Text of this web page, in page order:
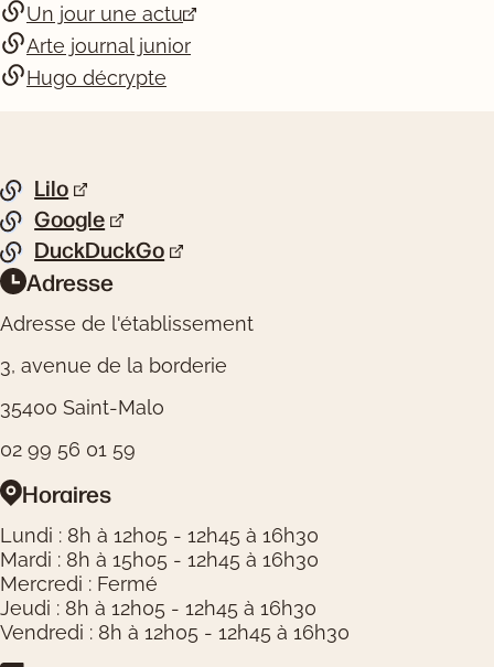
Un jour une actu
Arte journal junior
Hugo décrypte
Pied de page
Liste de liens
Lilo
Google
DuckDuckGo
Informations pratiques
Adresse
Adresse de l'établissement
3, avenue de la borderie
35400 Saint-Malo
02 99 56 01 59
Horaires
Lundi : 8h à 12h05 - 12h45 à 16h30
Mardi : 8h à 15h05 - 12h45 à 16h30
Mercredi : Fermé
Jeudi : 8h à 12h05 - 12h45 à 16h30
Vendredi : 8h à 12h05 - 12h45 à 16h30